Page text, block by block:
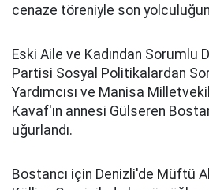
cenaze töreniyle son
Eski Aile ve Kadından Sorumlu
Partisi Sosyal Politikalardan
Yardımcısı ve Manisa
Kavaf'ın annesi Gülseren
uğurlandı.
Bostancı için Denizli'de Müftü